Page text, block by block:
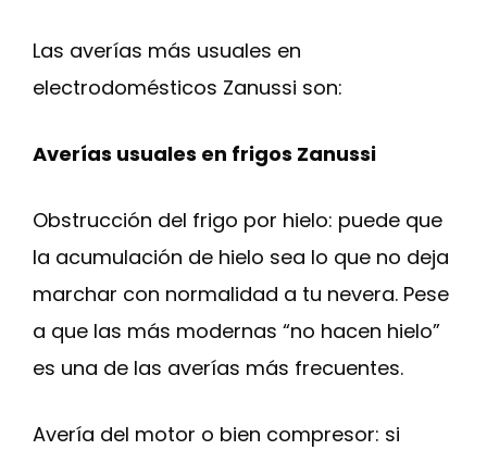
Las averías más usuales en
electrodomésticos Zanussi son:
Averías usuales en frigos Zanussi
Obstrucción del frigo por hielo: puede que
la acumulación de hielo sea lo que no deja
marchar con normalidad a tu nevera. Pese
a que las más modernas “no hacen hielo”
es una de las averías más frecuentes.
Avería del motor o bien compresor: si